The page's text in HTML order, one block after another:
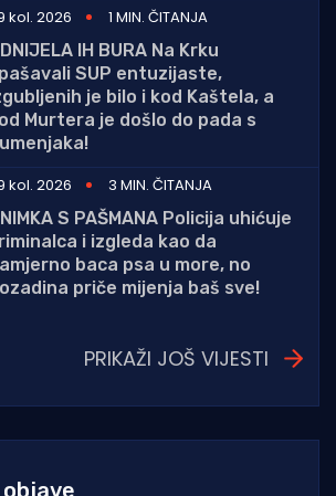
kol. 2026
1 MIN. ČITANJA
IH BURA Na Krku
SUP entuzijaste,
je bilo i kod Kaštela, a
Murtera je došlo do pada s
kol. 2026
3 MIN. ČITANJA
S PAŠMANA Policija uhićuje
i izgleda kao da
baca psa u more, no
priče mijenja baš sve!
PRIKAŽI JOŠ VIJESTI